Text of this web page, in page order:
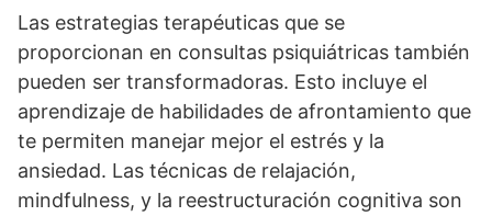
Las estrategias terapéuticas que se
proporcionan en consultas psiquiátricas también
pueden ser transformadoras. Esto incluye el
aprendizaje de habilidades de afrontamiento que
te permiten manejar mejor el estrés y la
ansiedad. Las técnicas de relajación,
mindfulness, y la reestructuración cognitiva son